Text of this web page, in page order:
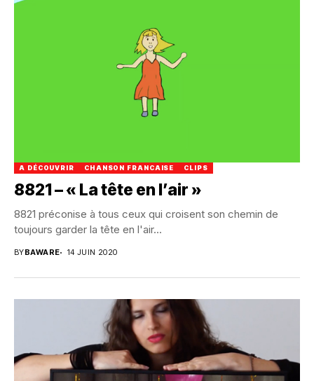
A DÉCOUVRIR CHANSON FRANCAISE CLIPS
8821 – « La tête en l’air »
8821 préconise à tous ceux qui croisent son chemin de
toujours garder la tête en l'air...
BYBAWARE 14 JUIN 2020